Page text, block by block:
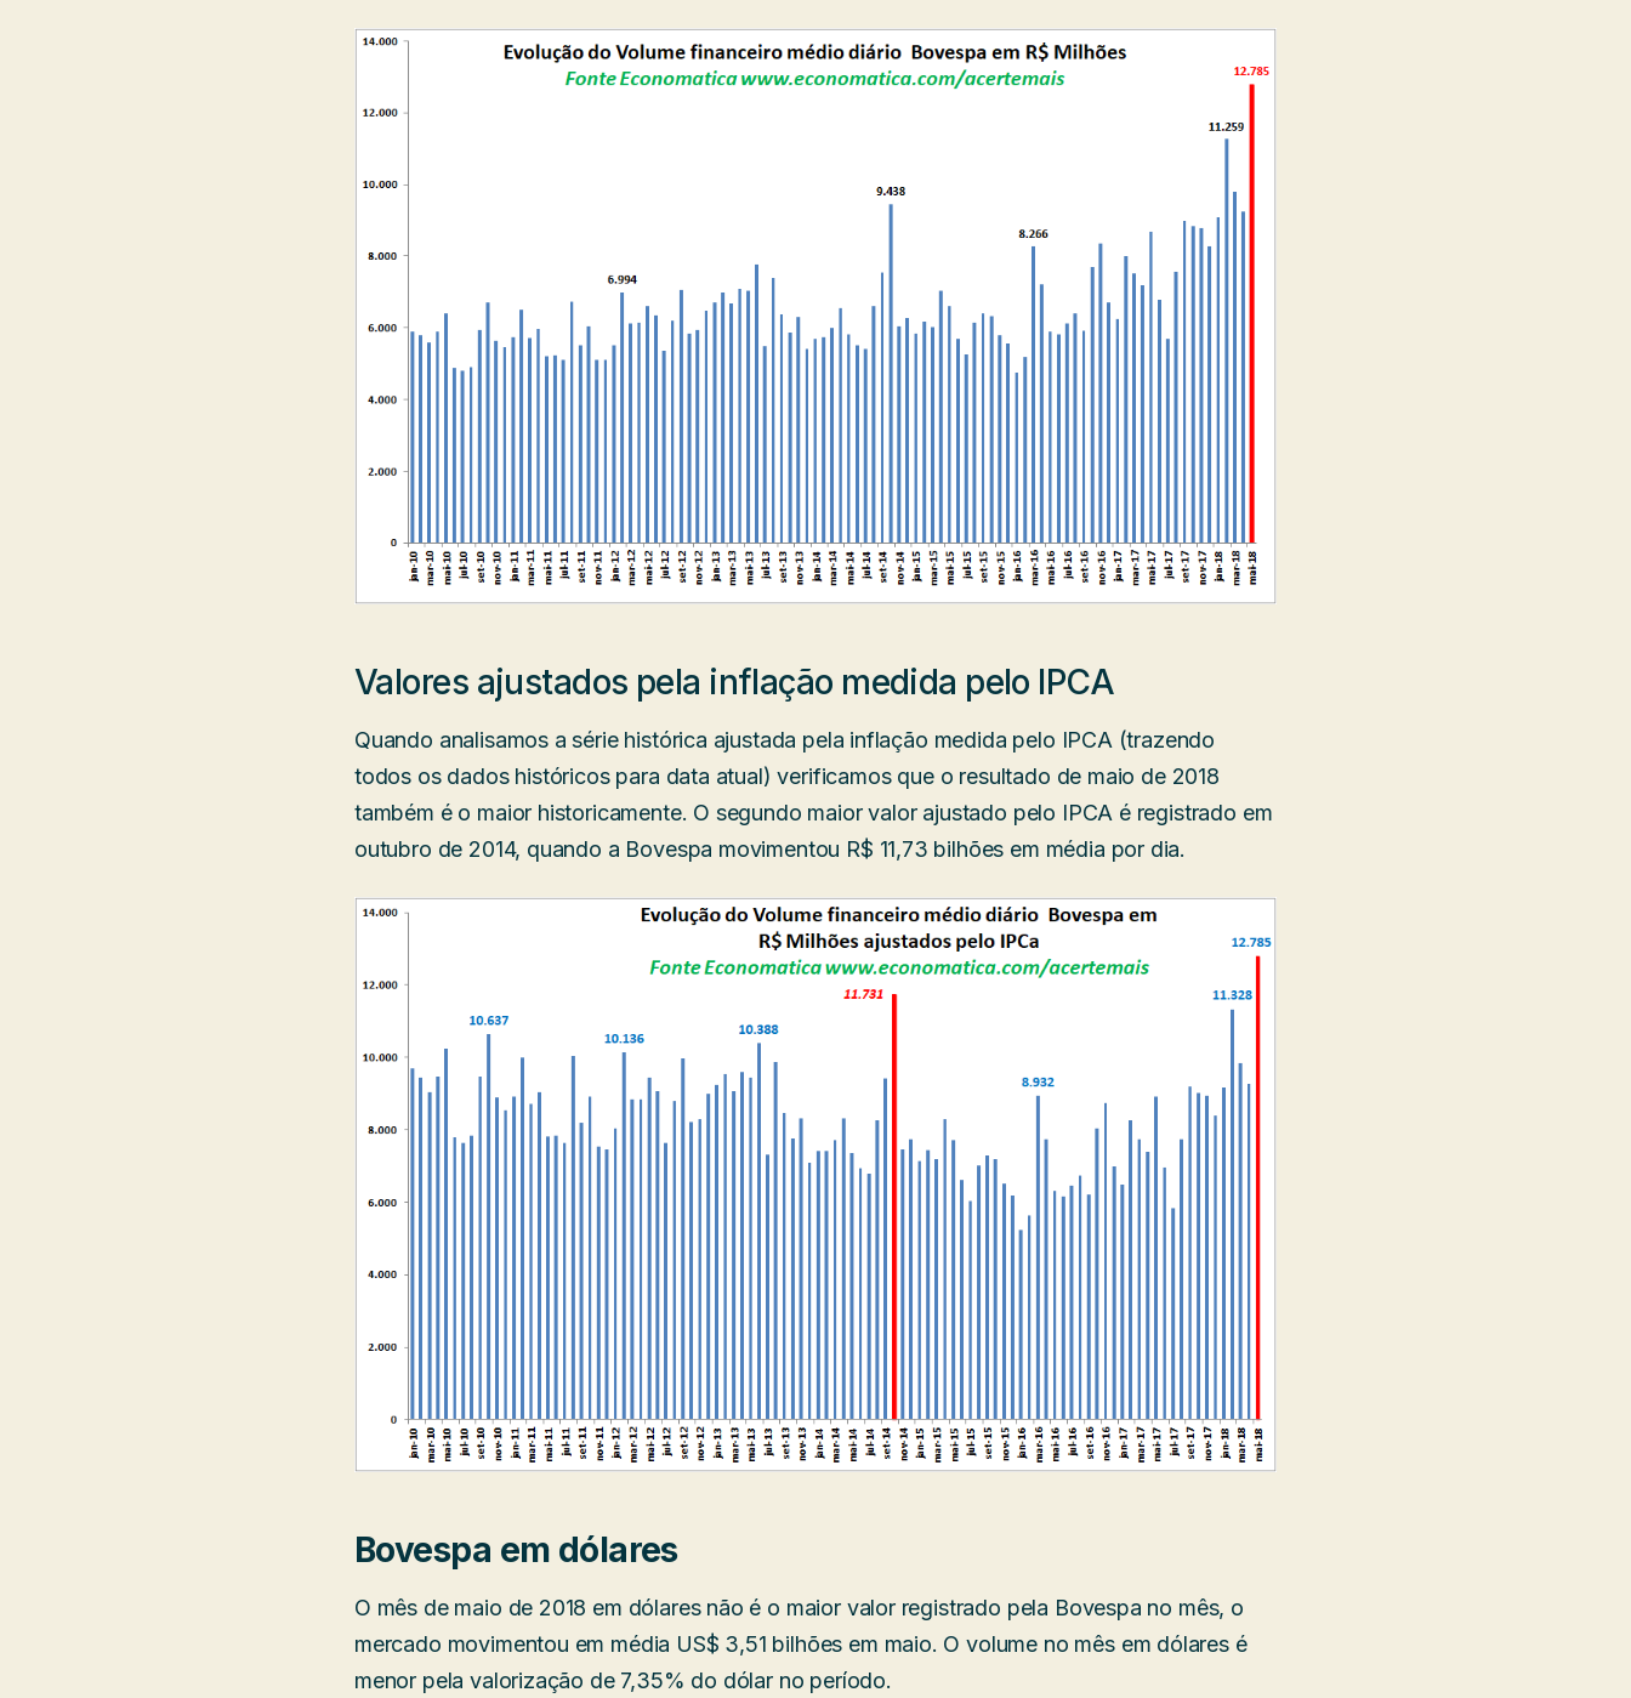
Valores ajustados pela inflação medida pelo IPCA
Quando analisamos a série histórica ajustada pela inflação medida pelo IPCA (trazendo
todos os dados históricos para data atual) verificamos que o resultado de maio de 2018
também é o maior historicamente. O segundo maior valor ajustado pelo IPCA é registrado em
outubro de 2014, quando a Bovespa movimentou R$ 11,73 bilhões em média por dia.
Bovespa em dólares
O mês de maio de 2018 em dólares não é o maior valor registrado pela Bovespa no mês, o
mercado movimentou em média US$ 3,51 bilhões em maio. O volume no mês em dólares é
menor pela valorização de 7,35% do dólar no período.